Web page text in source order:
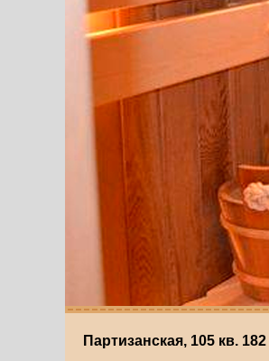
Партизанская, 105 кв.